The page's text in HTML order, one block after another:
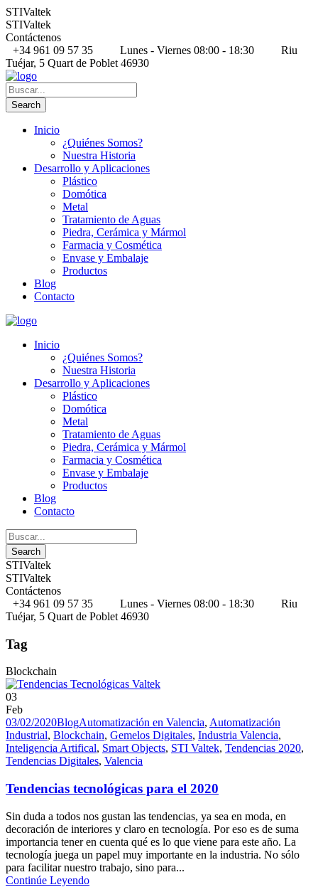
STIValtek
STIValtek
Contáctenos
+34 961 09 57 35
Lunes - Viernes 08:00 - 18:30
Riu
Tuéjar, 5 Quart de Poblet 46930
Inicio
¿Quiénes Somos?
Nuestra Historia
Desarrollo y Aplicaciones
Plástico
Domótica
Metal
Tratamiento de Aguas
Piedra, Cerámica y Mármol
Farmacia y Cosmética
Envase y Embalaje
Productos
Blog
Contacto
Inicio
¿Quiénes Somos?
Nuestra Historia
Desarrollo y Aplicaciones
Plástico
Domótica
Metal
Tratamiento de Aguas
Piedra, Cerámica y Mármol
Farmacia y Cosmética
Envase y Embalaje
Productos
Blog
Contacto
STIValtek
STIValtek
Contáctenos
+34 961 09 57 35
Lunes - Viernes 08:00 - 18:30
Riu
Tuéjar, 5 Quart de Poblet 46930
Tag
Blockchain
03
Feb
03/02/2020BlogAutomatización en Valencia, Automatización
Industrial, Blockchain, Gemelos Digitales, Industria Valencia,
Inteligencia Artifical, Smart Objects, STI Valtek, Tendencias 2020,
Tendencias Digitales, Valencia
Tendencias tecnológicas para el 2020
Sin duda a todos nos gustan las tendencias, ya sea en moda, en
decoración de interiores y claro en tecnología. Por eso es de suma
importancia tener en cuenta qué es lo que viene para este año. La
tecnología juega un papel muy importante en la industria. No sólo
para facilitar nuestro trabajo, sino para...
Continúe Leyendo